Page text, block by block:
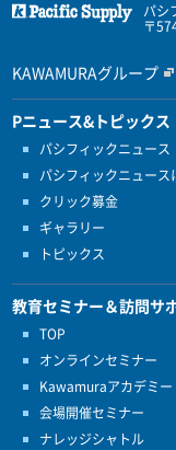
パシ
〒
KAWAMURAグループ
Pニュース&トピックス
パシフィックニュース
パシフィックニュース
クリック募金
ギャラリー
トピックス
教育セミナー＆訪問サ
TOP
オンラインセミナー
Kawamuraアカデミー
会場開催セミナー
ナレッジシャトル